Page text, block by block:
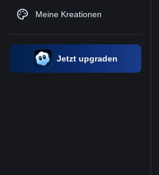
Meine Kreationen
Jetzt upgraden